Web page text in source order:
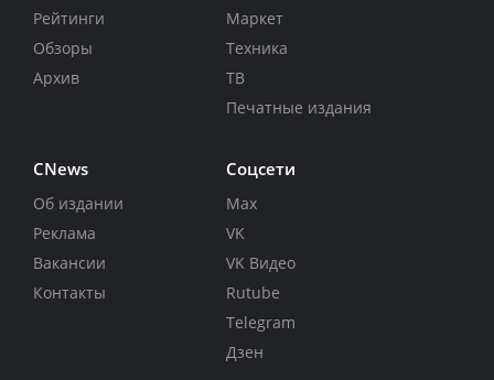
Рейтинги
Обзоры
Архив
Маркет
Техника
ТВ
Печатные издания
CNews
Об издании
Реклама
Вакансии
Контакты
Соцсети
Max
VK
VK Видео
Rutube
Telegram
Дзен